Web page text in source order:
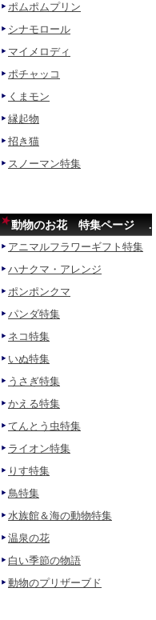
ポムポムプリン
シナモロール
マイメロディ
ポチャッコ
くまモン
縁起物
招き猫
スノーマン特集
動物のお花 特集ページ .
アニマルフラワーギフト特集
ハナクマ・アレンジ
ポンポンクマ
パンダ特集
ネコ特集
いぬ特集
うさぎ特集
かえる特集
てんとう虫特集
ライオン特集
りす特集
鳥特集
水族館＆海の動物特集
温泉の花
白い季節の物語
動物のプリザーブド